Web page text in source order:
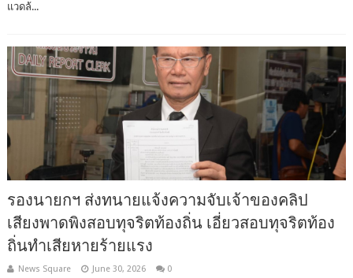
แวดล้...
รองนายกฯ ส่งทนายแจ้งความจับเจ้าของคลิป
เสียงพาดพิงสอบทุจริตท้องถิ่น เอี่ยวสอบทุจริตท้อง
ถิ่นทำเสียหายร้ายแรง
News Square June 30, 2026 0